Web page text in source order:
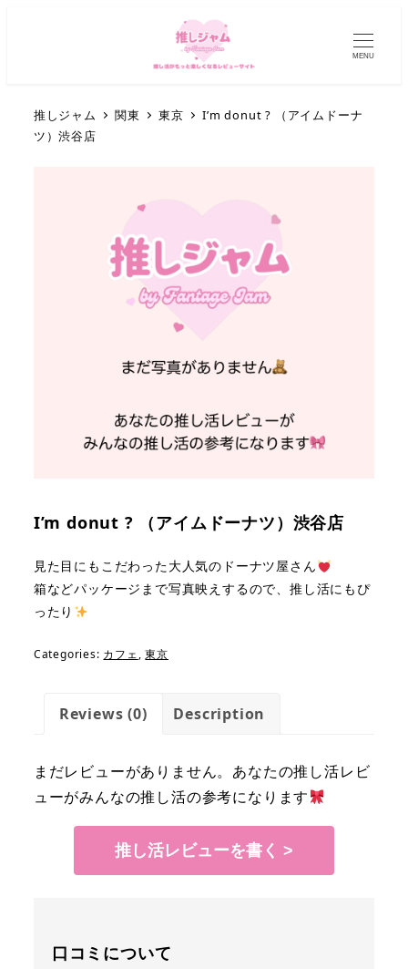
MENU
推しジャム 関東 東京
I’m donut ? （アイムドーナ
ツ）渋谷店
I’m donut ? （アイムドーナツ）渋谷店
見た目にもこだわった大人気のドーナツ屋さん
箱などパッケージまで写真映えするので、推し活にもぴ
ったり
Categories: カフェ,東京
Reviews (0) Description
まだレビューがありません。あなたの推し活レビ
ューがみんなの推し活の参考になります
推し活レビューを書く >
口コミについて